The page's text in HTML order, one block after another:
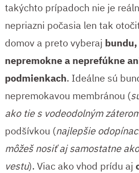
takýchto prípadoch nie je
nepriazni počasia len tak
domov a preto vyberaj
nepremokne a neprefúkne
podmienkach. Ideálne sú
nepremokavou membránou (
ako tie s vodeodolným
podšívkou (najlepšie
môžeš nosiť aj samostatne
vestu). Viac ako vhod prídu aj